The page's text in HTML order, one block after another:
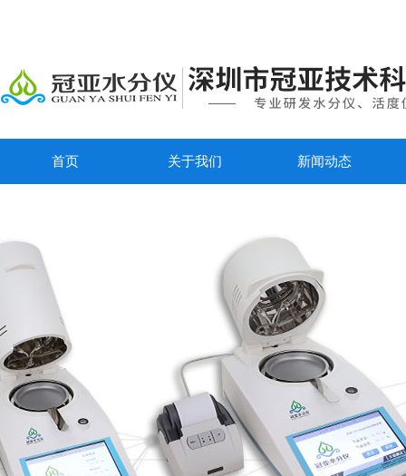
首页 关于我们 新闻动态